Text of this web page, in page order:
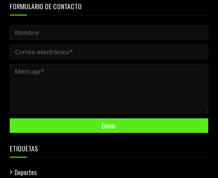
FORMULARIO DE CONTACTO
ETIQUETAS
Deportes